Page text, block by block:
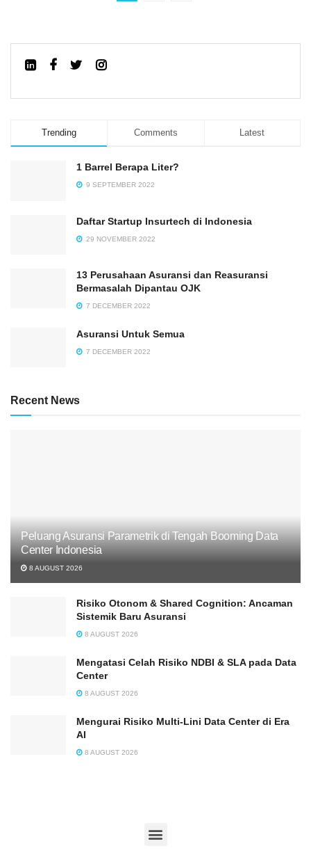
Trending Comments Latest
1 Barrel Berapa Liter?
9 SEPTEMBER 2022
Daftar Startup Insurtech di Indonesia
29 NOVEMBER 2022
13 Perusahaan Asuransi dan Reasuransi
Bermasalah Dipantau OJK
7 DECEMBER 2022
Asuransi Untuk Semua
7 DECEMBER 2022
Recent News
Peluang Asuransi Parametrik di Tengah Booming Data
Center Indonesia
8 AUGUST 2026
Risiko Otonom & Shared Cognition: Ancaman
Sistemik Baru Asuransi
8 AUGUST 2026
Mengatasi Celah Risiko NDBI & SLA pada Data
Center
8 AUGUST 2026
Mengurai Risiko Multi-Lini Data Center di Era
AI
8 AUGUST 2026